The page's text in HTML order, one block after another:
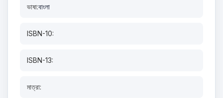
ভাষা:বাংলা
ISBN-10:
ISBN-13:
মাত্রা: